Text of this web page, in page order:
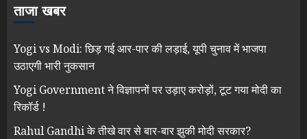
ताजा खबर
Yogi vs Modi: छिड़ गई आर-पार की लड़ाई, यूपी चुनाव में भाजपा
उठाएगी भारी नुकसान
Yogi Government ने विज्ञापनों पर उड़ाए करोड़ों, टूट गया मोदी का
रिकॉर्ड !
Rahul Gandhi के तीखे वार से बार-बार झुकी मोदी सरकार?